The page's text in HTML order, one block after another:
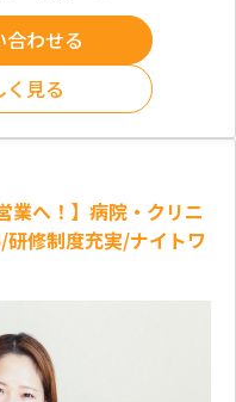
わせる
見る
業へ！】病院・クリニ
修制度充実/ナイトワ